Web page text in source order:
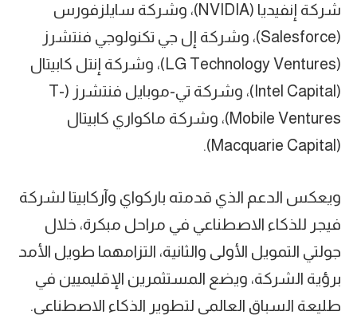
شركة إنفيديا (NVIDIA)، وشركة سايلزفورس
(Salesforce)، وشركة إل جي تكنولوجي فنتشرز
(LG Technology Ventures)، وشركة إنتل كابيتال
(Intel Capital)، وشركة تي-موبايل فنتشرز (T-
Mobile Ventures)، وشركة ماكواري كابيتال
(Macquarie Capital).
ويعكس الدعم الذي قدمته باركواي وآركابيتا لشركة
فيجر للذكاء الاصطناعي في مراحل مبكرة، خلال
جولتي التمويل الأولى والثانية، التزامهما طويل الأمد
برؤية الشركة، ويضع المستثمرين الإقليميين في
طليعة السباق العالمي لتطوير الذكاء الاصطناعي.